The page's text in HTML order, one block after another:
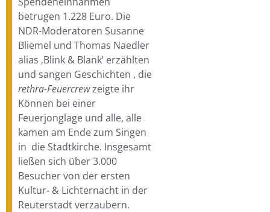
betrugen 1.228 Euro. Die
NDR-Moderatoren Susanne
Bliemel und Thomas Naedler
alias ‚Blink & Blank‘ erzählten
und sangen Geschichten , die
rethra-Feuercrewzeigte ihr
Können bei einer
Feuerjonglage und alle, alle
kamen am Ende zum Singen
in die Stadtkirche. Insgesamt
ließen sich über 3.000
Besucher von der ersten
Kultur- & Lichternacht in der
Reuterstadt verzaubern.